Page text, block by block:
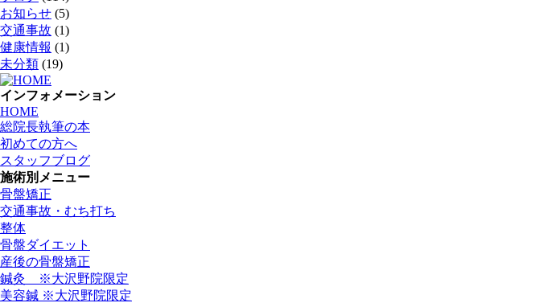
お知らせ (5)
交通事故 (1)
健康情報 (1)
未分類 (19)
インフォメーション
HOME
総院長執筆の本
初めての方へ
スタッフブログ
施術別メニュー
骨盤矯正
交通事故・むち打ち
整体
骨盤ダイエット
産後の骨盤矯正
鍼灸 ※大沢野院限定
美容鍼 ※大沢野院限定